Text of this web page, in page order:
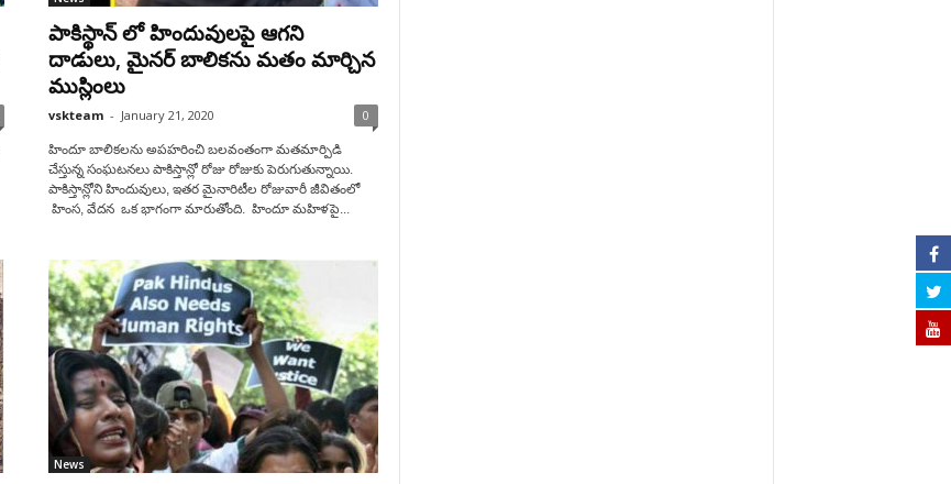
పాకిస్థాన్ లో హిందువులపై ఆగని
దాడులు, మైనర్ బాలికను మతం మార్చిన
ముస్లింలు
vskteam - January 21, 2020 0
హిందూ బాలికలను అపహరించి బలవంతంగా మతమార్పిడి
చేస్తున్న సంఘటనలు పాకిస్తాన్లో రోజు రోజుకు పెరుగుతున్నాయి.
పాకిస్తాన్లోని హిందువులు, ఇతర మైనారిటీల రోజువారీ జీవితంలో
హింస, వేదన ఒక భాగంగా మారుతోంది. హిందూ మహిళపై...
News